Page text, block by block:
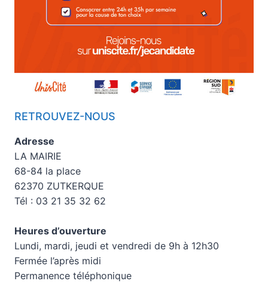
RETROUVEZ-NOUS
Adresse
LA MAIRIE
68-84 la place
62370 ZUTKERQUE
Tél : 03 21 35 32 62
Heures d’ouverture
Lundi, mardi, jeudi et vendredi de 9h à 12h30
Fermée l’après midi
Permanence téléphonique